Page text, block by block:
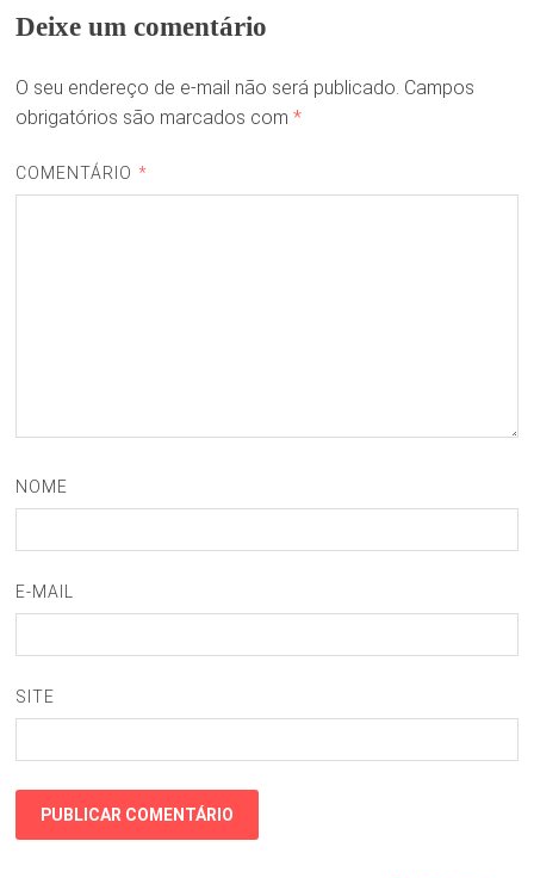
Deixe um comentário
O seu endereço de e-mail não será publicado. Campos
obrigatórios são marcados com *
COMENTÁRIO *
NOME
E-MAIL
SITE